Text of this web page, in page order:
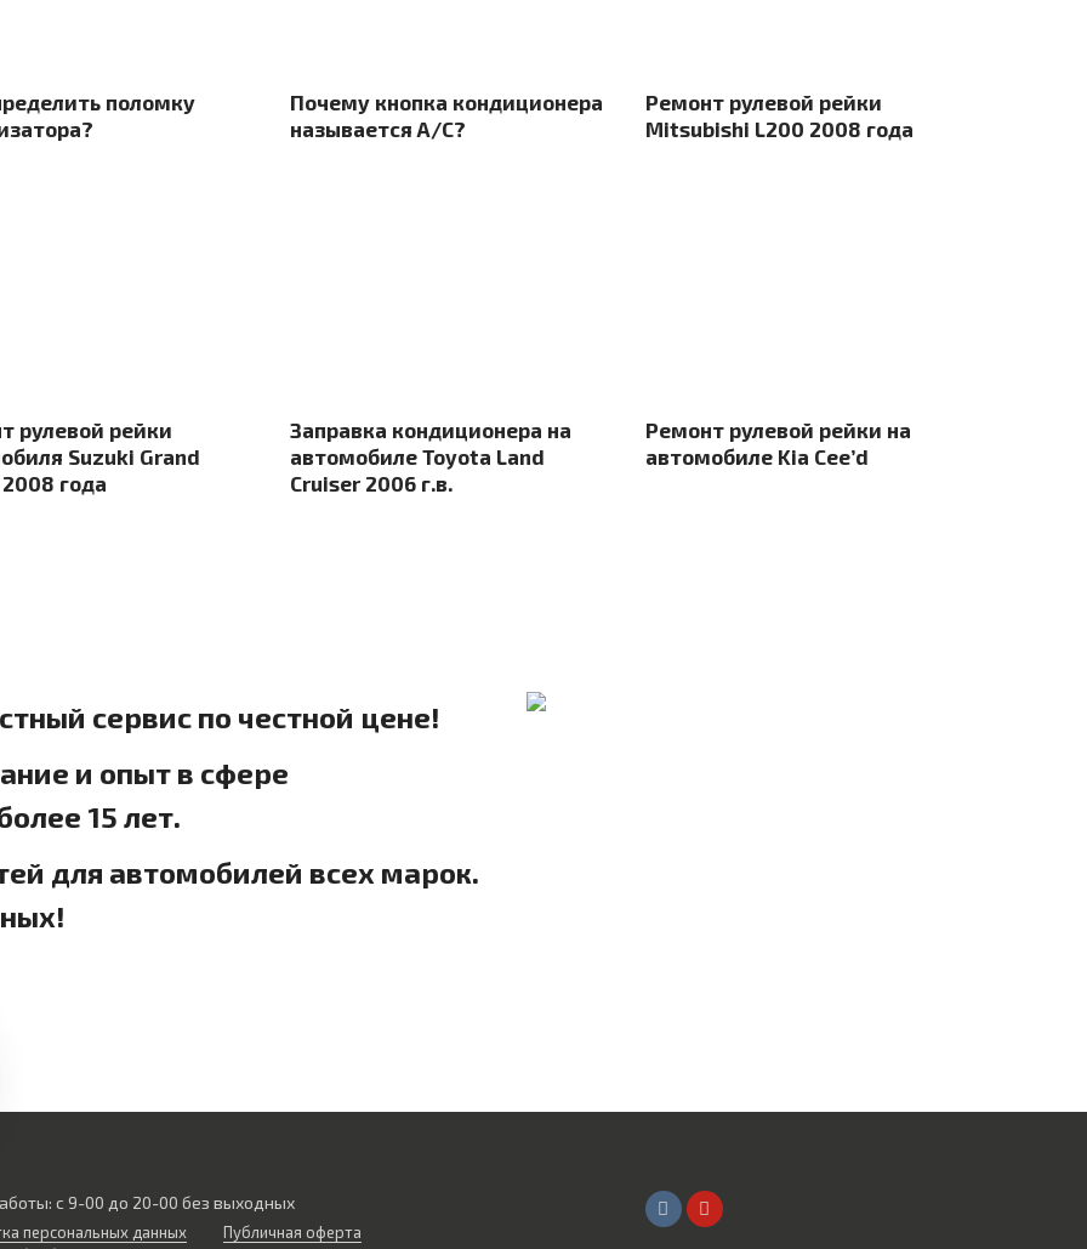
поломку
Почему кнопка кондиционера
называется А/С?
Ремонт рулевой рейки
Mitsubishi L200 2008 года
рулевой рейки
Suzuki Grand
года
Заправка кондиционера на
автомобиле Toyota Land
Cruiser 2006 г.в.
Ремонт рулевой рейки на
автомобиле Kia Cee’d
сервис по честной цене!
и опыт в сфере
15 лет.
для автомобилей всех марок.
с 9-00 до 20-00 без выходных
персональных данных
Публичная оферта